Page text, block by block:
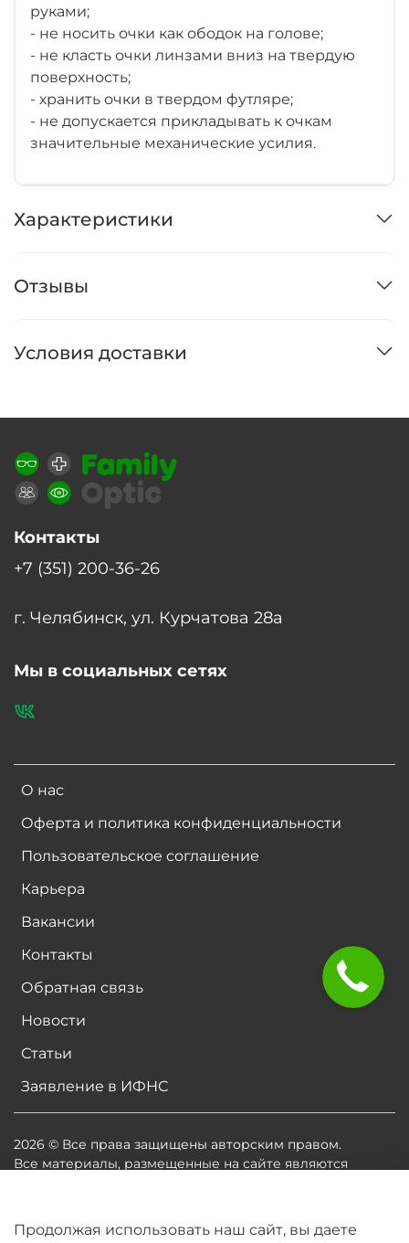
руками;
- не носить очки как ободок на голове;
- не класть очки линзами вниз на твердую
поверхность;
- хранить очки в твердом футляре;
- не допускается прикладывать к очкам
значительные механические усилия.
Характеристики
Отзывы
Условия доставки
О нас
Оферта и политика конфиденциальности
Пользовательское соглашение
Карьера
Вакансии
Контакты
Обратная связь
Новости
Статьи
Заявление в ИФНС
Контакты
+7 (351) 200-36-26
г. Челябинск, ул. Курчатова 28а
Мы в социальных сетях
2026 © Все права защищены авторским правом.
Все материалы, размещенные на сайте являются
владельцев сайта есть соглашение о размещении
Продолжая использовать наш сайт, вы даете